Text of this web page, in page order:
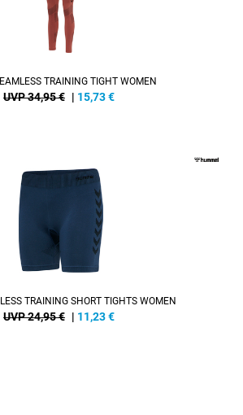
TRAINING TIGHT WOMEN
UVP 34,95 € | 15,73€
TRAINING SHORT TIGHTS WOMEN
UVP 24,95 € | 11,23€